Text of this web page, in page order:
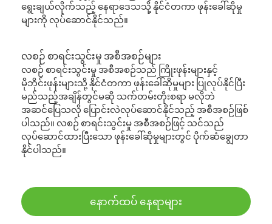
ရွေးချယ်လိုက်သည့် နေရာဒေသသို့ နိုင်ငံတကာ ဖုန်းခေါ်ဆိုမှု
များကို လုပ်ဆောင်နိုင်သည်။
လစဉ် စာရင်းသွင်းမှု အစီအစဉ်များ
လစဉ် စာရင်းသွင်းမှု အစီအစဉ်သည် ကြိုးဖုန်းများနှင့်
မိုဘိုင်းဖုန်းများသို့ နိုင်ငံတကာ ဖုန်းခေါ်ဆိုမှုများ ပြုလုပ်နိုင်ပြီး
မည်သည့်အချိန်တွင်မဆို သက်တမ်းတိုးစရာ မလိုဘဲ
အဆင်ပြေသလို ပြောင်းလဲလုပ်ဆောင်နိုင်သည့် အစီအစဉ်ဖြစ်
ပါသည်။ လစဉ် စာရင်းသွင်းမှု အစီအစဉ်ဖြင့် သင်သည်
လုပ်ဆောင်ထားပြီးသော ဖုန်းခေါ်ဆိုမှုများတွင် ပိုက်ဆံချွေတာ
နိုင်ပါသည်။
နောက်ထပ် နေရာများ